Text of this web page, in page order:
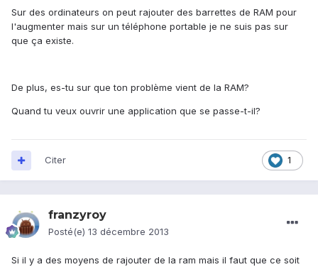
Sur des ordinateurs on peut rajouter des barrettes de RAM pour
l'augmenter mais sur un téléphone portable je ne suis pas sur
que ça existe.
De plus, es-tu sur que ton problème vient de la RAM?
Quand tu veux ouvrir une application que se passe-t-il?
1
Citer
franzyroy
Posté(e) 13 décembre 2013
Si il y a des moyens de rajouter de la ram mais il faut que ce soit